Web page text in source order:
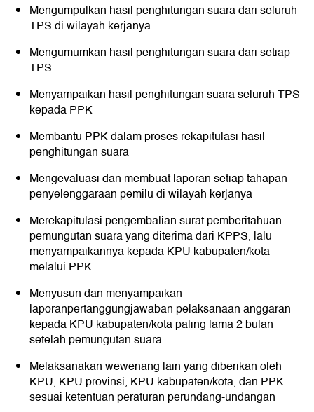
Mengumpulkan hasil penghitungan suara dari seluruh
TPS di wilayah kerjanya
Mengumumkan hasil penghitungan suara dari setiap
TPS
Menyampaikan hasil penghitungan suara seluruh TPS
kepada PPK
Membantu PPK dalam proses rekapitulasi hasil
penghitungan suara
Mengevaluasi dan membuat laporan setiap tahapan
penyelenggaraan pemilu di wilayah kerjanya
Merekapitulasi pengembalian surat pemberitahuan
pemungutan suara yang diterima dari KPPS, lalu
menyampaikannya kepada KPU kabupaten/kota
melalui PPK
Menyusun dan menyampaikan
laporanpertanggungjawaban pelaksanaan anggaran
kepada KPU kabupaten/kota paling lama 2 bulan
setelah pemungutan suara
Melaksanakan wewenang lain yang diberikan oleh
KPU, KPU provinsi, KPU kabupaten/kota, dan PPK
sesuai ketentuan peraturan perundang-undangan